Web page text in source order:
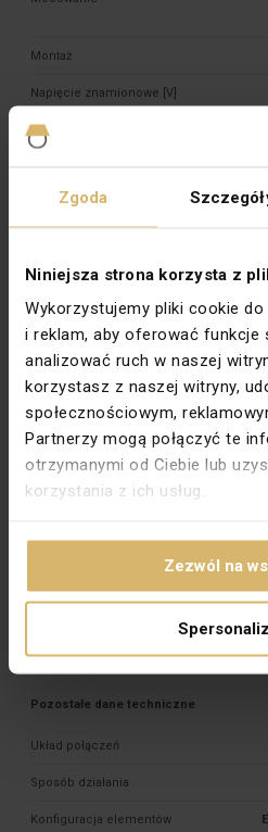
Zgoda
Niniejsza strona korzysta z
Wykorzystujemy pliki cookie
i reklam, aby oferować funkcje
analizować ruch w naszej
korzystasz z naszej witryny,
społecznościowym,
Partnerzy mogą połączyć te
otrzymanymi od Ciebie lub
korzystania z ich usług.
Zezwól na
Montaż
Napięcie znamionowe [V]
Prąd znamionowy [A]
Rodzina
Szerokość [mm]
Typ
Wysokość [mm]
Zabezpieczenie powierzchni
Wykończenie powierzchni
Podświetlenie
Głębokość montażu [mm]
Do systemu ramkowego
Pozostałe dane techniczne
Układ połączeń
Sposób działania
Konfiguracja elementów